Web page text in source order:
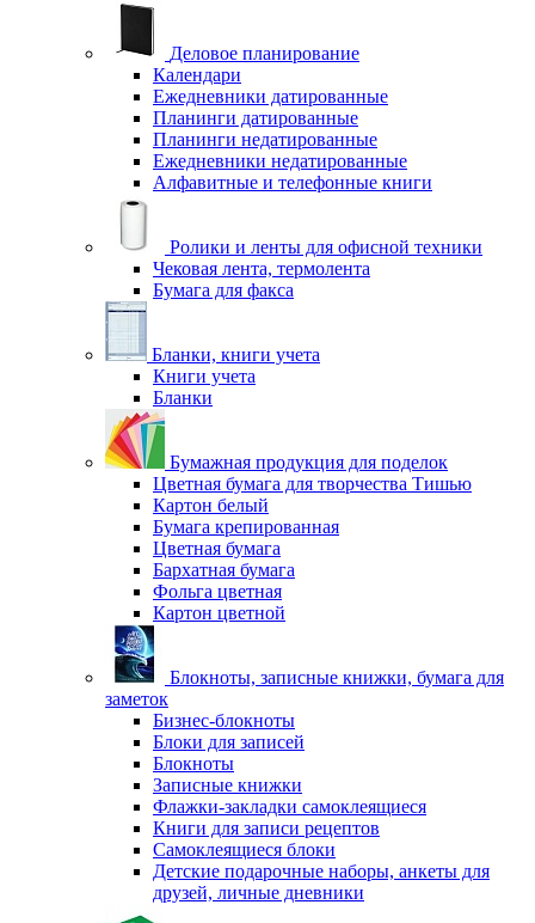
Деловое планирование
Календари
Ежедневники датированные
Планинги датированные
Планинги недатированные
Ежедневники недатированные
Алфавитные и телефонные книги
Ролики и ленты для офисной техники
Чековая лента, термолента
Бумага для факса
Бланки, книги учета
Книги учета
Бланки
Бумажная продукция для поделок
Цветная бумага для творчества Тишью
Картон белый
Бумага крепированная
Цветная бумага
Бархатная бумага
Фольга цветная
Картон цветной
Блокноты, записные книжки, бумага для
заметок
Бизнес-блокноты
Блоки для записей
Блокноты
Записные книжки
Флажки-закладки самоклеящиеся
Книги для записи рецептов
Самоклеящиеся блоки
Детские подарочные наборы, анкеты для
друзей, личные дневники